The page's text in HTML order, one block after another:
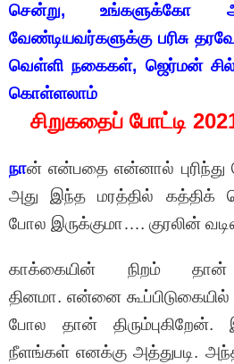
சென்று, உங்களுக்கோ
வேண்டியவர்களுக்கு பரிசு
வெள்ளி நகைகள், ஜெர்மன்
கொள்ளலாம்
சிறுகதைப் போட்டி
நான் என்பதை என்னால்
அது இந்த மரத்தில் கத்திக்
போல இருக்குமா…. குரலின்
காக்கையின் நிறம்
தினமா. என்னை கூப்பிடுகையில்
போல தான்
நீளங்கள் எனக்கு அத்துபடி.